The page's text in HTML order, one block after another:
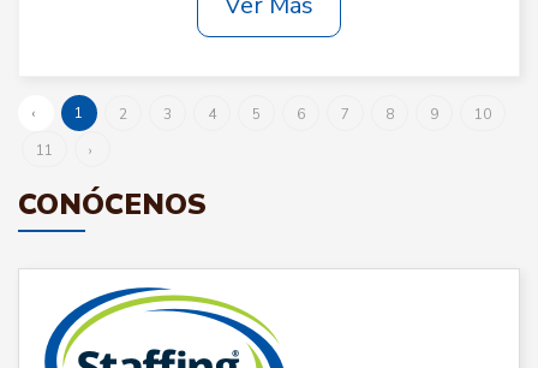
‹ 1 2 3 4 5 6 7 8 9
10
11
›
CONÓCENOS